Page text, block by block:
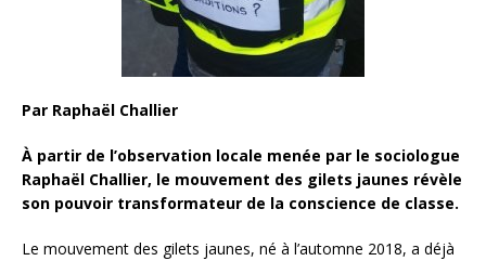
Par Raphaël Challier
À partir de l’observation locale menée par le sociologue
Raphaël Challier, le mouvement des gilets jaunes révèle
son pouvoir transformateur de la conscience de classe.
Le mouvement des gilets jaunes, né à l’automne 2018, a déjà